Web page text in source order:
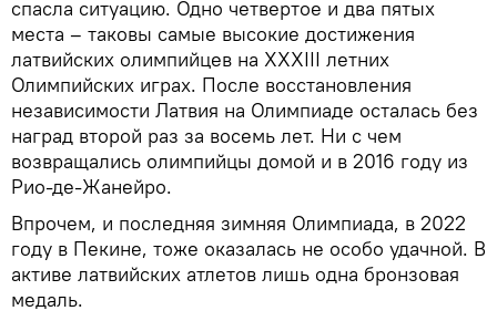
спасла ситуацию. Одно четвертое и два пятых
места – таковы самые высокие достижения
латвийских олимпийцев на XXXIII летних
Олимпийских играх. После восстановления
независимости Латвия на Олимпиаде осталась без
наград второй раз за восемь лет. Ни с чем
возвращались олимпийцы домой и в 2016 году из
Рио-де-Жанейро.
Впрочем, и последняя зимняя Олимпиада, в 2022
году в Пекине, тоже оказалась не особо удачной. В
активе латвийских атлетов лишь одна бронзовая
медаль.